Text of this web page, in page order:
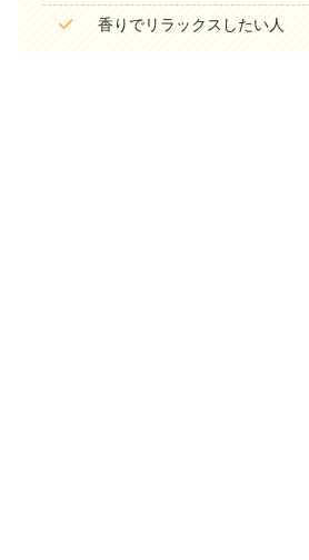
香りでリラックスしたい人